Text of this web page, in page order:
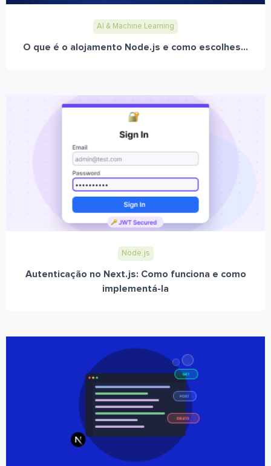
AI & Machine Learning
O que é o alojamento Node.js e como escolhes...
Node.js
Autenticação no Next.js: Como funciona e como
implementá-la